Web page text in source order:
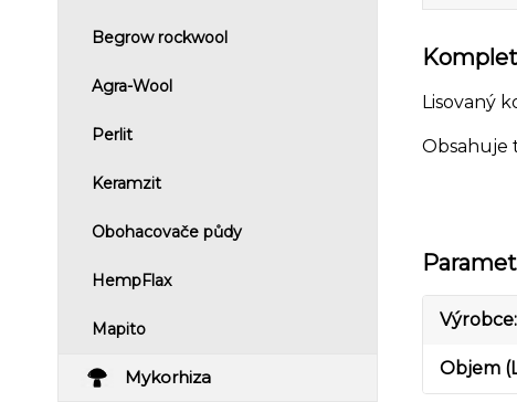
Begrow rockwool
Agra-Wool
Perlit
Keramzit
Obohacovače půdy
HempFlax
Mapito
Mykorhiza
Lisovaný
Obsahuje
Výrobce
Objem